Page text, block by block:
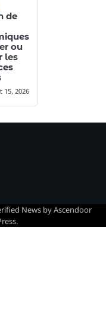
de
ou
les
15, 2026
News byAscendoor
.